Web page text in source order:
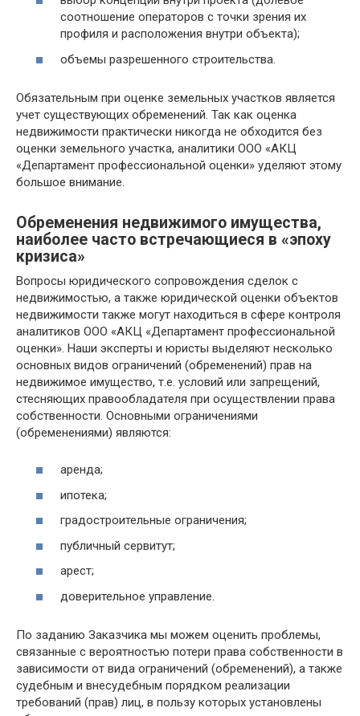
соотношение операторов с точки зрения их
профиля и расположения внутри объекта);
объемы разрешенного строительства.
Обязательным при оценке земельных участков является
учет существующих обременений. Так как оценка
недвижимости практически никогда не обходится без
оценки земельного участка, аналитики ООО «АКЦ
«Департамент профессиональной оценки» уделяют этому
большое внимание.
Обременения недвижимого имущества,
наиболее часто встречающиеся в «эпоху
кризиса»
Вопросы юридического сопровождения сделок с
недвижимостью, а также юридической оценки объектов
недвижимости также могут находиться в сфере контроля
аналитиков ООО «АКЦ «Департамент профессиональной
оценки». Наши эксперты и юристы выделяют несколько
основных видов ограничений (обременений) прав на
недвижимое имущество, т.е. условий или запрещений,
стесняющих правообладателя при осуществлении права
собственности. Основными ограничениями
(обременениями) являются:
аренда;
ипотека;
градостроительные ограничения;
публичный сервитут;
арест;
доверительное управление.
По заданию Заказчика мы можем оценить проблемы,
связанные с вероятностью потери права собственности в
зависимости от вида ограничений (обременений), а также
судебным и внесудебным порядком реализации
требований (прав) лиц, в пользу которых установлены